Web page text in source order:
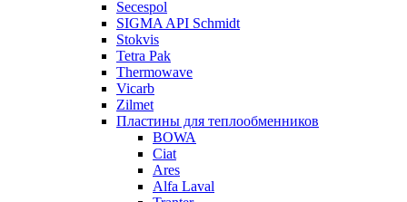
Secespol
SIGMA API Schmidt
Stokvis
Tetra Pak
Thermowave
Vicarb
Zilmet
Пластины для теплообменников
BOWA
Ciat
Ares
Alfa Laval